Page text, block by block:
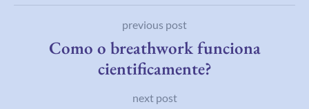
previous post
Como o breathwork funciona
cientificamente?
next post